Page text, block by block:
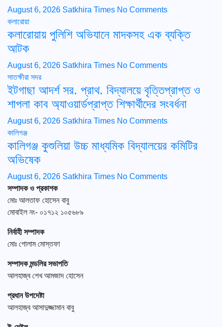
August 6, 2026 Satkhira Times No Comments
কলারোয়া
কলারোয়ায় পুলিশি অভিযানে মাদকসহ এক ব্যক্তি
আটক
August 6, 2026 Satkhira Times No Comments
সাতক্ষীরা সদর
ইটগাছা আদর্শ সর. প্রাথ. বিদ্যালয়ে বৃত্তিপ্রাপ্ত ও
শাপলা কাব অ্যাওয়ার্ডপ্রাপ্ত শিক্ষার্থীদের সংবর্ধনা
August 6, 2026 Satkhira Times No Comments
কালিগঞ্জ
কালিগঞ্জ কুশুলিয়া উচ্চ মাধ্যমিক বিদ্যালয়ের কমিটির
অভিষেক
August 6, 2026 Satkhira Times No Comments
সম্পাদক ও প্রকাশক
মোঃ আলতাফ হোসেন বাবু
মোবাইল নং- ০১৭১২ ১০৫৬৮৯
নির্বাহী সম্পাদক
মোঃ গোলাম মোস্তফা
সম্পাদক মন্ডলির সভাপতি
আলহাজ্ব শেখ আমজাদ হোসেন
প্রধান উপদেষ্টা
আলহাজ্ব আসাদুজ্জামান বাবু